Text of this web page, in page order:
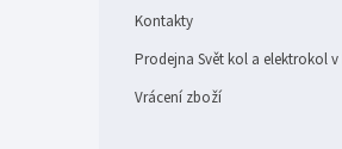
Kontakty
Prodejna Svět kol a elektrokol v
Vrácení zboží